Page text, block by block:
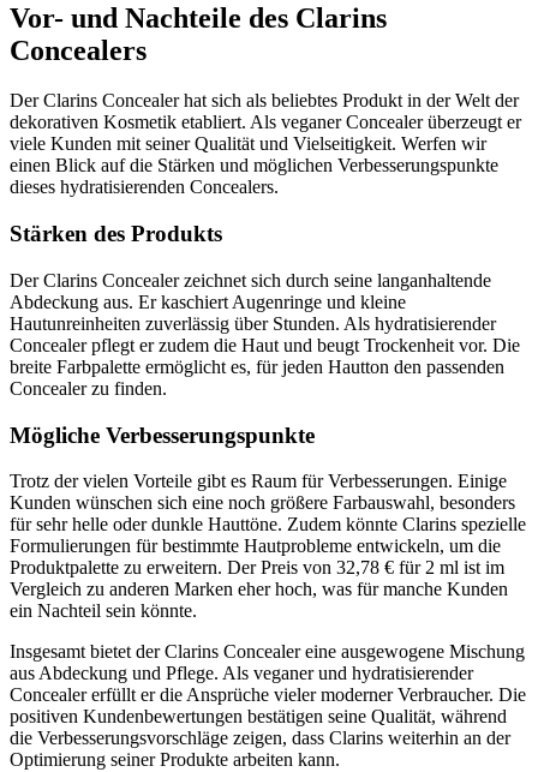
Vor- und Nachteile des Clarins
Concealers
Der Clarins Concealer hat sich als beliebtes Produkt in der Welt der
dekorativen Kosmetik etabliert. Als veganer Concealer überzeugt er
viele Kunden mit seiner Qualität und Vielseitigkeit. Werfen wir
einen Blick auf die Stärken und möglichen Verbesserungspunkte
dieses hydratisierenden Concealers.
Stärken des Produkts
Der Clarins Concealer zeichnet sich durch seine langanhaltende
Abdeckung aus. Er kaschiert Augenringe und kleine
Hautunreinheiten zuverlässig über Stunden. Als hydratisierender
Concealer pflegt er zudem die Haut und beugt Trockenheit vor. Die
breite Farbpalette ermöglicht es, für jeden Hautton den passenden
Concealer zu finden.
Mögliche Verbesserungspunkte
Trotz der vielen Vorteile gibt es Raum für Verbesserungen. Einige
Kunden wünschen sich eine noch größere Farbauswahl, besonders
für sehr helle oder dunkle Hauttöne. Zudem könnte Clarins spezielle
Formulierungen für bestimmte Hautprobleme entwickeln, um die
Produktpalette zu erweitern. Der Preis von 32,78 € für 2 ml ist im
Vergleich zu anderen Marken eher hoch, was für manche Kunden
ein Nachteil sein könnte.
Insgesamt bietet der Clarins Concealer eine ausgewogene Mischung
aus Abdeckung und Pflege. Als veganer und hydratisierender
Concealer erfüllt er die Ansprüche vieler moderner Verbraucher. Die
positiven Kundenbewertungen bestätigen seine Qualität, während
die Verbesserungsvorschläge zeigen, dass Clarins weiterhin an der
Optimierung seiner Produkte arbeiten kann.